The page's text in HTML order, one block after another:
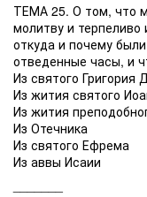
ТЕМА 25. О том, что
молитву и
откуда и почему
отведенные часы, и
Из святого Григория
Из жития святого
Из жития
Из Отечника
Из святого Ефрема
Из аввы Исаии